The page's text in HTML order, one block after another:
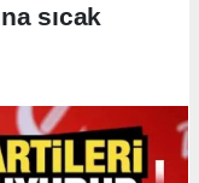
sıcak